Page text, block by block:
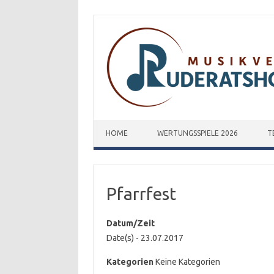
HOME WERTUNGSSPIELE 2026
Pfarrfest
Datum/Zeit
Date(s) - 23.07.2017
KategorienKeine Kategorien